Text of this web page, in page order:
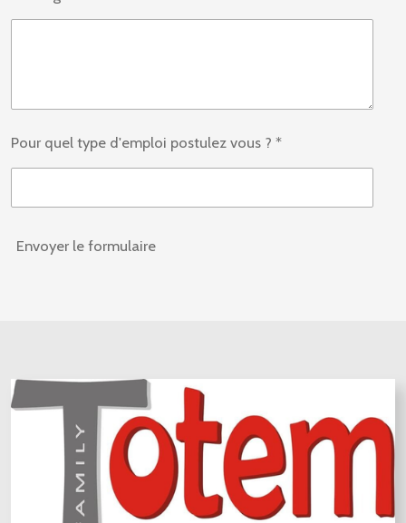
Pour quel type d'emploi postulez vous ? *
Envoyer le formulaire